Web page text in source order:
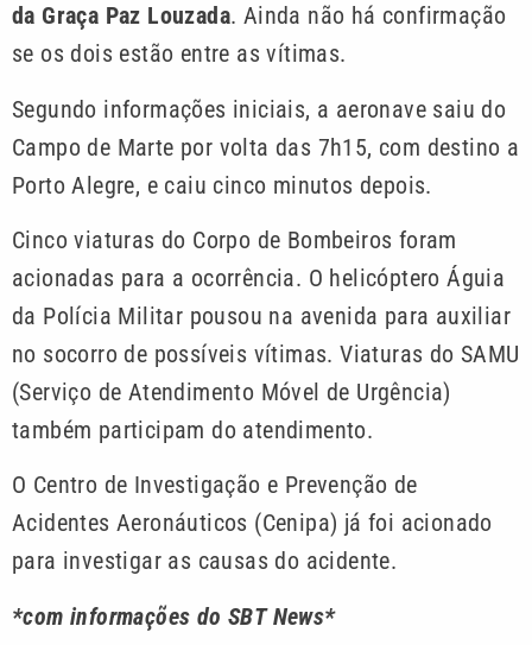
da Graça Paz Louzada. Ainda não há confirmação
se os dois estão entre as vítimas.
Segundo informações iniciais, a aeronave saiu do
Campo de Marte por volta das 7h15, com destino a
Porto Alegre, e caiu cinco minutos depois.
Cinco viaturas do Corpo de Bombeiros foram
acionadas para a ocorrência. O helicóptero Águia
da Polícia Militar pousou na avenida para auxiliar
no socorro de possíveis vítimas. Viaturas do SAMU
(Serviço de Atendimento Móvel de Urgência)
também participam do atendimento.
O Centro de Investigação e Prevenção de
Acidentes Aeronáuticos (Cenipa) já foi acionado
para investigar as causas do acidente.
*com informações do SBT News*